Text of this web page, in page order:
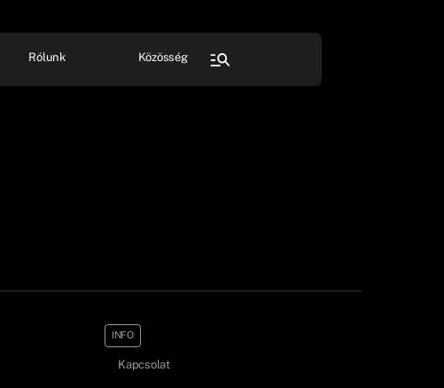
Rólunk Közösség
INFO
Kapcsolat